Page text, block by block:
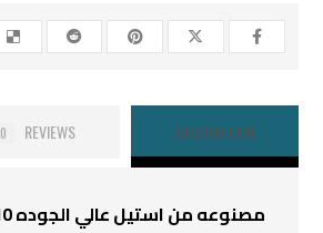
DESCRIPTION
REVIEWS
0
مصنوعه من استيل عالي الجوده 18/10